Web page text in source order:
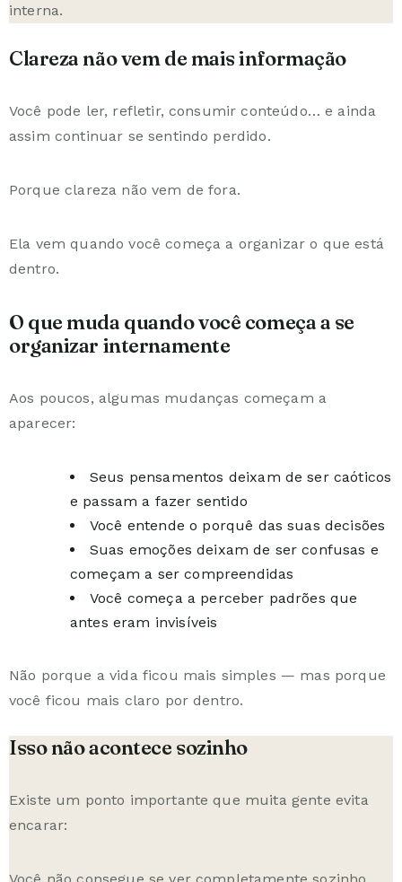
interna.
Clareza não vem de mais informação
Você pode ler, refletir, consumir conteúdo… e ainda
assim continuar se sentindo perdido.
Porque clareza não vem de fora.
Ela vem quando você começa a organizar o que está
dentro.
O que muda quando você começa a se
organizar internamente
Aos poucos, algumas mudanças começam a
aparecer:
Seus pensamentos deixam de ser caóticos
e passam a fazer sentido
Você entende o porquê das suas decisões
Suas emoções deixam de ser confusas e
começam a ser compreendidas
Você começa a perceber padrões que
antes eram invisíveis
Não porque a vida ficou mais simples — mas porque
você ficou mais claro por dentro.
Isso não acontece sozinho
Existe um ponto importante que muita gente evita
encarar: